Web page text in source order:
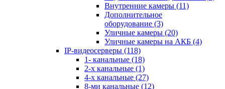
Внутренние камеры (11)
Дополнительное
оборудование (3)
Уличные камеры (20)
Уличные камеры на АКБ (4)
IP-видеосерверы (118)
1- канальные (18)
2-х канальные (1)
4-х канальные (27)
8-ми канальные (12)